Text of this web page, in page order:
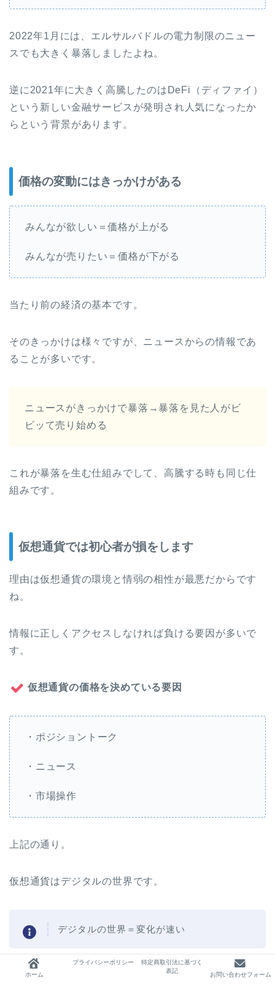
2022年1月には、エルサルバドルの電力制限のニュー
スでも大きく暴落しましたよね。
逆に2021年に大きく高騰したのはDeFi（ディファイ）
という新しい金融サービスが発明され人気になったか
らという背景があります。
価格の変動にはきっかけがある
みんなが欲しい＝価格が上がる
みんなが売りたい＝価格が下がる
当たり前の経済の基本です。
そのきっかけは様々ですが、ニュースからの情報であ
ることが多いです。
ニュースがきっかけで暴落→暴落を見た人がビ
ビッて売り始める
これが暴落を生む仕組みでして、高騰する時も同じ仕
組みです。
仮想通貨では初心者が損をします
理由は仮想通貨の環境と情弱の相性が最悪だからです
ね。
情報に正しくアクセスしなければ負ける要因が多いで
す。
仮想通貨の価格を決めている要因
・ポジショントーク
・ニュース
・市場操作
上記の通り。
仮想通貨はデジタルの世界です。
デジタルの世界＝変化が速い
日々情報を追い続けることが素人には難しいですか
ホーム
プライバシーポリシー
特定商取引法に基づく
表記
お問い合わせフォーム